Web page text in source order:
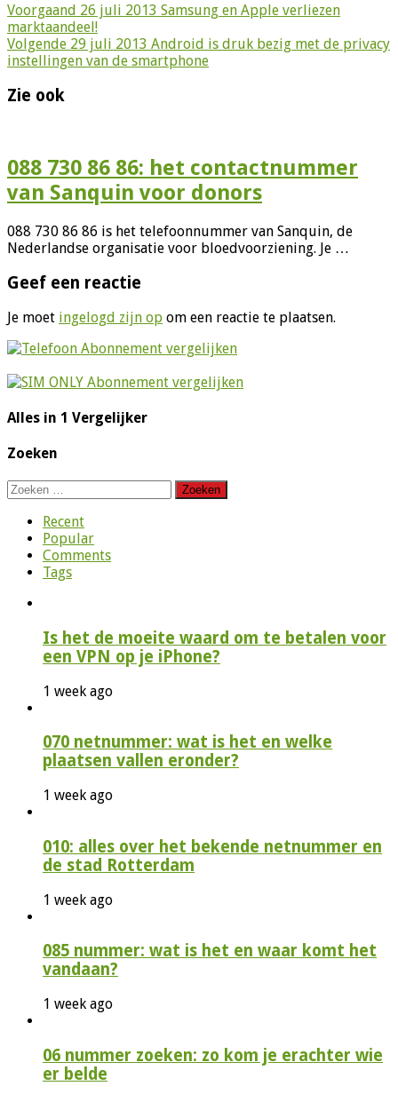
Voorgaand 26 juli 2013 Samsung en Apple verliezen
marktaandeel!
Volgende 29 juli 2013 Android is druk bezig met de privacy
instellingen van de smartphone
Zie ook
088 730 86 86: het contactnummer
van Sanquin voor donors
088 730 86 86 is het telefoonnummer van Sanquin, de
Nederlandse organisatie voor bloedvoorziening. Je …
Geef een reactie
Je moet ingelogd zijn op om een reactie te plaatsen.
Alles in 1 Vergelijker
Zoeken
Zoeken
Recent
Popular
Comments
Tags
Is het de moeite waard om te betalen voor
een VPN op je iPhone?
1 week ago
070 netnummer: wat is het en welke
plaatsen vallen eronder?
1 week ago
010: alles over het bekende netnummer en
de stad Rotterdam
1 week ago
085 nummer: wat is het en waar komt het
vandaan?
1 week ago
06 nummer zoeken: zo kom je erachter wie
er belde